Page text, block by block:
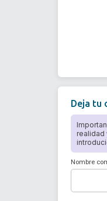
Deja tu
realidad
Nombre